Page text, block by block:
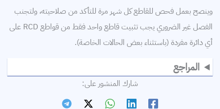
وينصح بعمل فحص للقاطع كل شهر مرة للتأكد من صلاحيته، ولتجنب
الفصل غير الضروري يجب تثبيت قاطع واحد فقط من قواطع RCD على
أي دائرة مفردة (باستثناء بعض الحالات الخاصة).
المراجع
شارك المنشور على: